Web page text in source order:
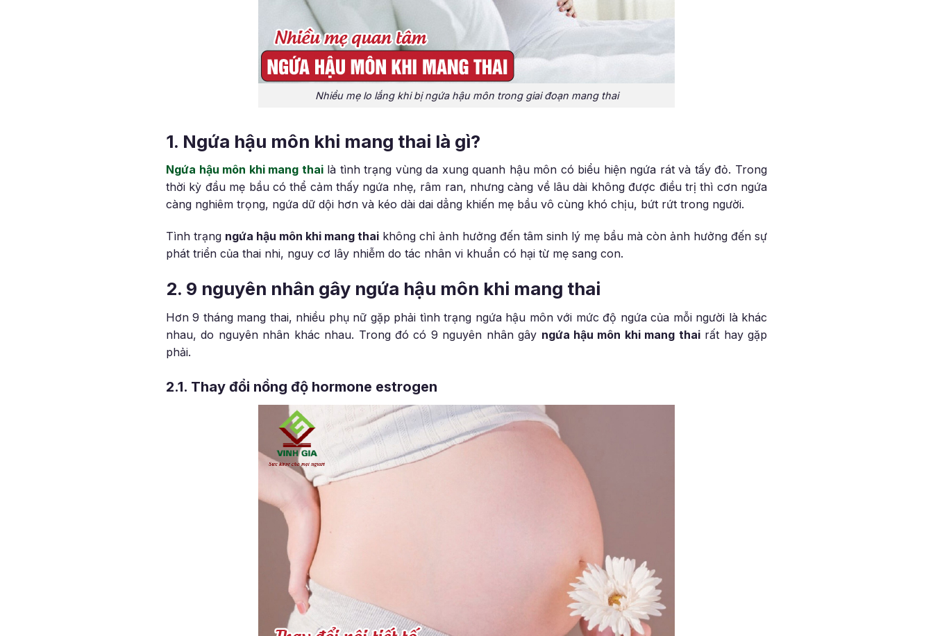
Nhiều mẹ lo lắng khi bị ngứa hậu môn trong giai đoạn mang thai
1. Ngứa hậu môn khi mang thai là gì?
Ngứa hậu môn khi mang thailà tình trạng vùng da xung quanh hậu môn có biểu hiện ngứa rát và tấy đỏ. Trong
thời kỳ đầu mẹ bầu có thể cảm thấy ngứa nhẹ, râm ran, nhưng càng về lâu dài không được điều trị thì cơn ngứa
càng nghiêm trọng, ngứa dữ dội hơn và kéo dài dai dẳng khiến mẹ bầu vô cùng khó chịu, bứt rứt trong người.
Tình trạng ngứa hậu môn khi mang thai không chỉ ảnh hưởng đến tâm sinh lý mẹ bầu mà còn ảnh hưởng đến sự
phát triển của thai nhi, nguy cơ lây nhiễm do tác nhân vi khuẩn có hại từ mẹ sang con.
2. 9 nguyên nhân gây ngứa hậu môn khi mang thai
Hơn 9 tháng mang thai, nhiều phụ nữ gặp phải tình trạng ngứa hậu môn với mức độ ngứa của mỗi người là khác
nhau, do nguyên nhân khác nhau. Trong đó có 9 nguyên nhân gây ngứa hậu môn khi mang thairất hay gặp
phải.
2.1. Thay đổi nồng độ hormone estrogen